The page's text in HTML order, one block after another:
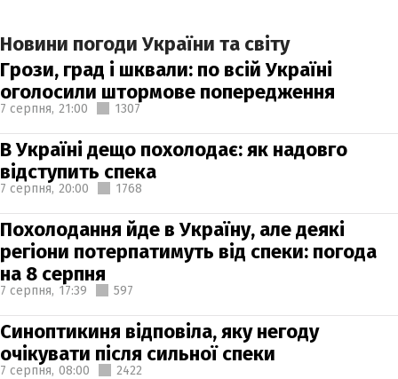
Новини погоди України та світу
Грози, град і шквали: по всій Україні
оголосили штормове попередження
7 серпня, 21:00 1307
В Україні дещо похолодає: як надовго
відступить спека
7 серпня, 20:00 1768
Похолодання йде в Україну, але деякі
регіони потерпатимуть від спеки: погода
на 8 серпня
7 серпня, 17:39 597
Синоптикиня відповіла, яку негоду
очікувати після сильної спеки
7 серпня, 08:00 2422